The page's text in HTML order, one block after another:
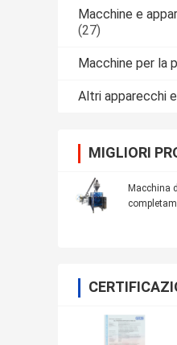
Macchine e
(27)
Macchine per la
Altri apparecchi
MIGLIORI
Macchina